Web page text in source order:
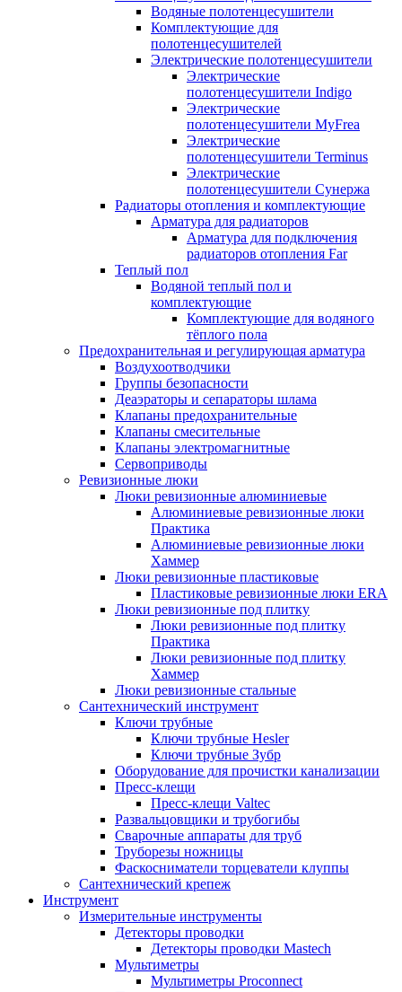
Водяные полотенцесушители
Комплектующие для
полотенцесушителей
Электрические полотенцесушители
Электрические
полотенцесушители Indigo
Электрические
полотенцесушители MyFrea
Электрические
полотенцесушители Terminus
Электрические
полотенцесушители Сунержа
Радиаторы отопления и комплектующие
Арматура для радиаторов
Арматура для подключения
радиаторов отопления Far
Теплый пол
Водяной теплый пол и
комплектующие
Комплектующие для водяного
тёплого пола
Предохранительная и регулирующая арматура
Воздухоотводчики
Группы безопасности
Деаэраторы и сепараторы шлама
Клапаны предохранительные
Клапаны смесительные
Клапаны электромагнитные
Сервоприводы
Ревизионные люки
Люки ревизионные алюминиевые
Алюминиевые ревизионные люки
Практика
Алюминиевые ревизионные люки
Хаммер
Люки ревизионные пластиковые
Пластиковые ревизионные люки ERA
Люки ревизионные под плитку
Люки ревизионные под плитку
Практика
Люки ревизионные под плитку
Хаммер
Люки ревизионные стальные
Сантехнический инструмент
Ключи трубные
Ключи трубные Hesler
Ключи трубные Зубр
Оборудование для прочистки канализации
Пресс-клещи
Пресс-клещи Valtec
Развальцовщики и трубогибы
Сварочные аппараты для труб
Труборезы ножницы
Фаскосниматели торцеватели клуппы
Сантехнический крепеж
Инструмент
Измерительные инструменты
Детекторы проводки
Детекторы проводки Mastech
Мультиметры
Мультиметры Proconnect